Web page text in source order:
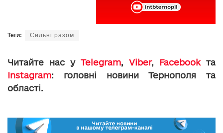
Теги: Сильні разом
Читайте нас у Telegram, Viber, Facebookта
Instagram: головні новини Тернополя та
області.